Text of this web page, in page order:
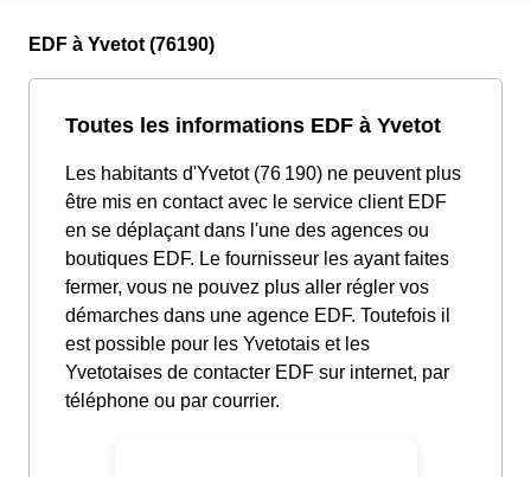
EDF à Yvetot (76190)
Toutes les informations EDF à Yvetot
Les habitants d'Yvetot (76 190) ne peuvent plus
être mis en contact avec le service client EDF
en se déplaçant dans l'une des agences ou
boutiques EDF. Le fournisseur les ayant faites
fermer, vous ne pouvez plus aller régler vos
démarches dans une agence EDF. Toutefois il
est possible pour les Yvetotais et les
Yvetotaises de contacter EDF sur internet, par
téléphone ou par courrier.